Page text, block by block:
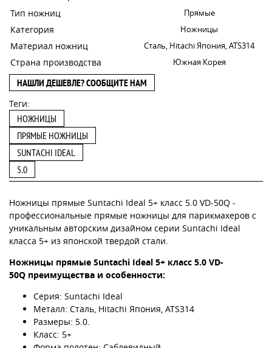
Тип ножниц Прямые
Категория Ножницы
Материал ножниц Сталь, Hitachi Япония, ATS314
Страна производства Южная Корея
НАШЛИ ДЕШЕВЛЕ? СООБЩИТЕ НАМ
Теги:
НОЖНИЦЫ
ПРЯМЫЕ НОЖНИЦЫ
SUNTACHI IDEAL
5.0
Ножницы прямые Suntachi Ideal 5+ класс 5.0 VD-50Q -
профессиональные прямые ножницы для парикмахеров с
уникальным авторским дизайном серии Suntachi Ideal
класса 5+ из японской твердой стали.
Ножницы прямые Suntachi Ideal 5+ класс 5.0 VD-
50Q преимущества и особенности:
Серия: Suntachi Ideal
Металл: Сталь, Hitachi Япония, ATS314
Размеры: 5.0.
Класс: 5+